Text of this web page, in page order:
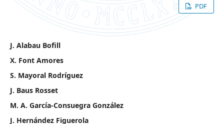
PDF
J. Alabau Bofill
X. Font Amores
S. Mayoral Rodríguez
J. Baus Rosset
M. A. García-Consuegra González
J. Hernández Figuerola